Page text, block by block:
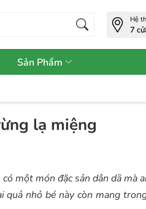
Hệ
7
Sản Phẩm
lạ miệng
một món đặc sản dân dã mà
nhỏ bé này còn mang